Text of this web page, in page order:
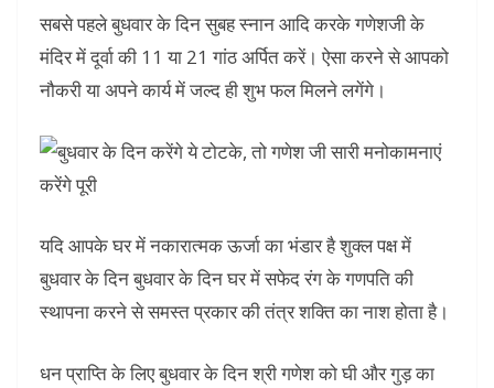
सबसे पहले बुधवार के दिन सुबह स्नान आदि करके गणेशजी के
मंदिर में दूर्वा की 11 या 21 गांठ अर्पित करें। ऐसा करने से आपको
नौकरी या अपने कार्य में जल्द ही शुभ फल मिलने लगेंगे।
यदि आपके घर में नकारात्मक ऊर्जा का भंडार है शुक्ल पक्ष में
बुधवार के दिन बुधवार के दिन घर में सफेद रंग के गणपति की
स्थापना करने से समस्त प्रकार की तंत्र शक्ति का नाश होता है।
धन प्राप्ति के लिए बुधवार के दिन श्री गणेश को घी और गुड़ का